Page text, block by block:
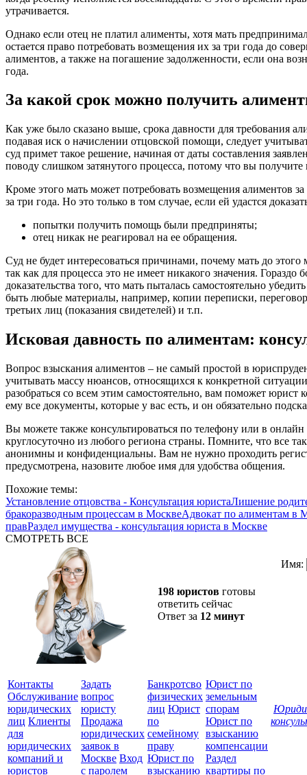
утрачивается.
Однако если отец не платил алименты, хотя мать
остается право потребовать возмещения их за три года до
алиментов, а также на погашение задолженности, если она
года.
За какой срок можно получить
Как уже было сказано выше, срока давности для требования
подавая иск о начислении отцовской помощи, следует
суд примет такое решение, начиная от даты составления
поводу слишком затянутого процесса, потому что вы получите
Кроме этого мать может потребовать возмещения алиментов
за три года. Но это только в том случае, если ей удастся
попытки получить помощь были предприняты;
отец никак не реагировал на ее обращения.
Суд не будет интересоваться причинами, почему мать до
так как для процесса это не имеет никакого значения. Гораздо
доказательства того, что мать пыталась самостоятельно
быть любые материалы, например, копии переписки,
третьих лиц (показания свидетелей) и т.п.
Исковая давность по алиментам:
Вопрос взыскания алиментов – не самый простой в
учитывать массу нюансов, относящихся к конкретной
разобраться со всем этим самостоятельно, вам поможет юрист
ему все документы, которые у вас есть, и он обязательно
Вы можете также консультироваться по телефону или в
круглосуточно из любого региона страны. Помните, что все
анонимны и конфиденциальны. Вам не нужно проходить
предусмотрена, назовите любое имя для удобства общения.
Похожие темы:
Установление отцовства - Консультация юристаЛишение
бракоразводным процессам в МосквеАдвокат по алиментам в
правРаздел имущества - консультация юриста в Москве
СМОТРЕТЬ ВСЕ
198 юристов готовы
ответить сейчас
Ответ за 12 минут
Имя:
Контакты
Обслуживание
юридических
лиц Клиенты
для
юридических
компаний и
юристов
Задать
вопрос
юристу
Продажа
юридических
заявок в
Москве Вход
с паролем
Банкротсво
физических
лиц Юрист
по
семейному
праву
Юрист по
взысканию
Юрист по
земельным
спорам
Юрист по
взысканию
компенсации
Раздел
квартиры по